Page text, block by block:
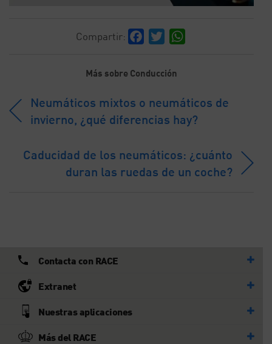
Compartir: Facebook
Twitter
Más sobre Conducción
Neumáticos mixtos o neumáticos de
invierno, ¿qué diferencias hay?
Caducidad de los neumáticos: ¿cuánto
duran las ruedas de un coche?
Contacta con RACE
Extranet
Nuestras aplicaciones
Más del RACE